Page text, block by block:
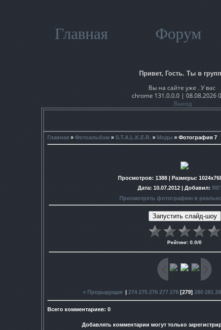
Главная Форум
Привет, Гость. Ты в
Вы на сайте уже . У вас
chrome 131.0.0.0 | 08.08.2026
Выход
Главная » Фотоальбом » S.T.A.L.K.E.R. » Моды » Фотография 7
Просмотров: 1388 | Размеры:
Дата: 10.07.2012 | Добавил:
Просмотреть фотографию в
Рейтинг: 0.0/0
« Предыдущая| 274 275 276 277 278[279] 280 281
Всего комментариев: 0
Добавлять комментарии могут только